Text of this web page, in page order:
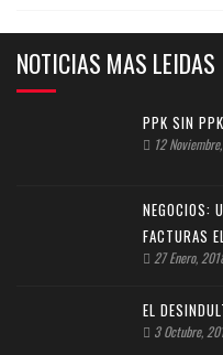
NOTICIAS MAS LEIDAS
PPK SIN PPK
12
NEGOCIOS:
FACTURAS
27 Enero,
EL
3 Octubre,